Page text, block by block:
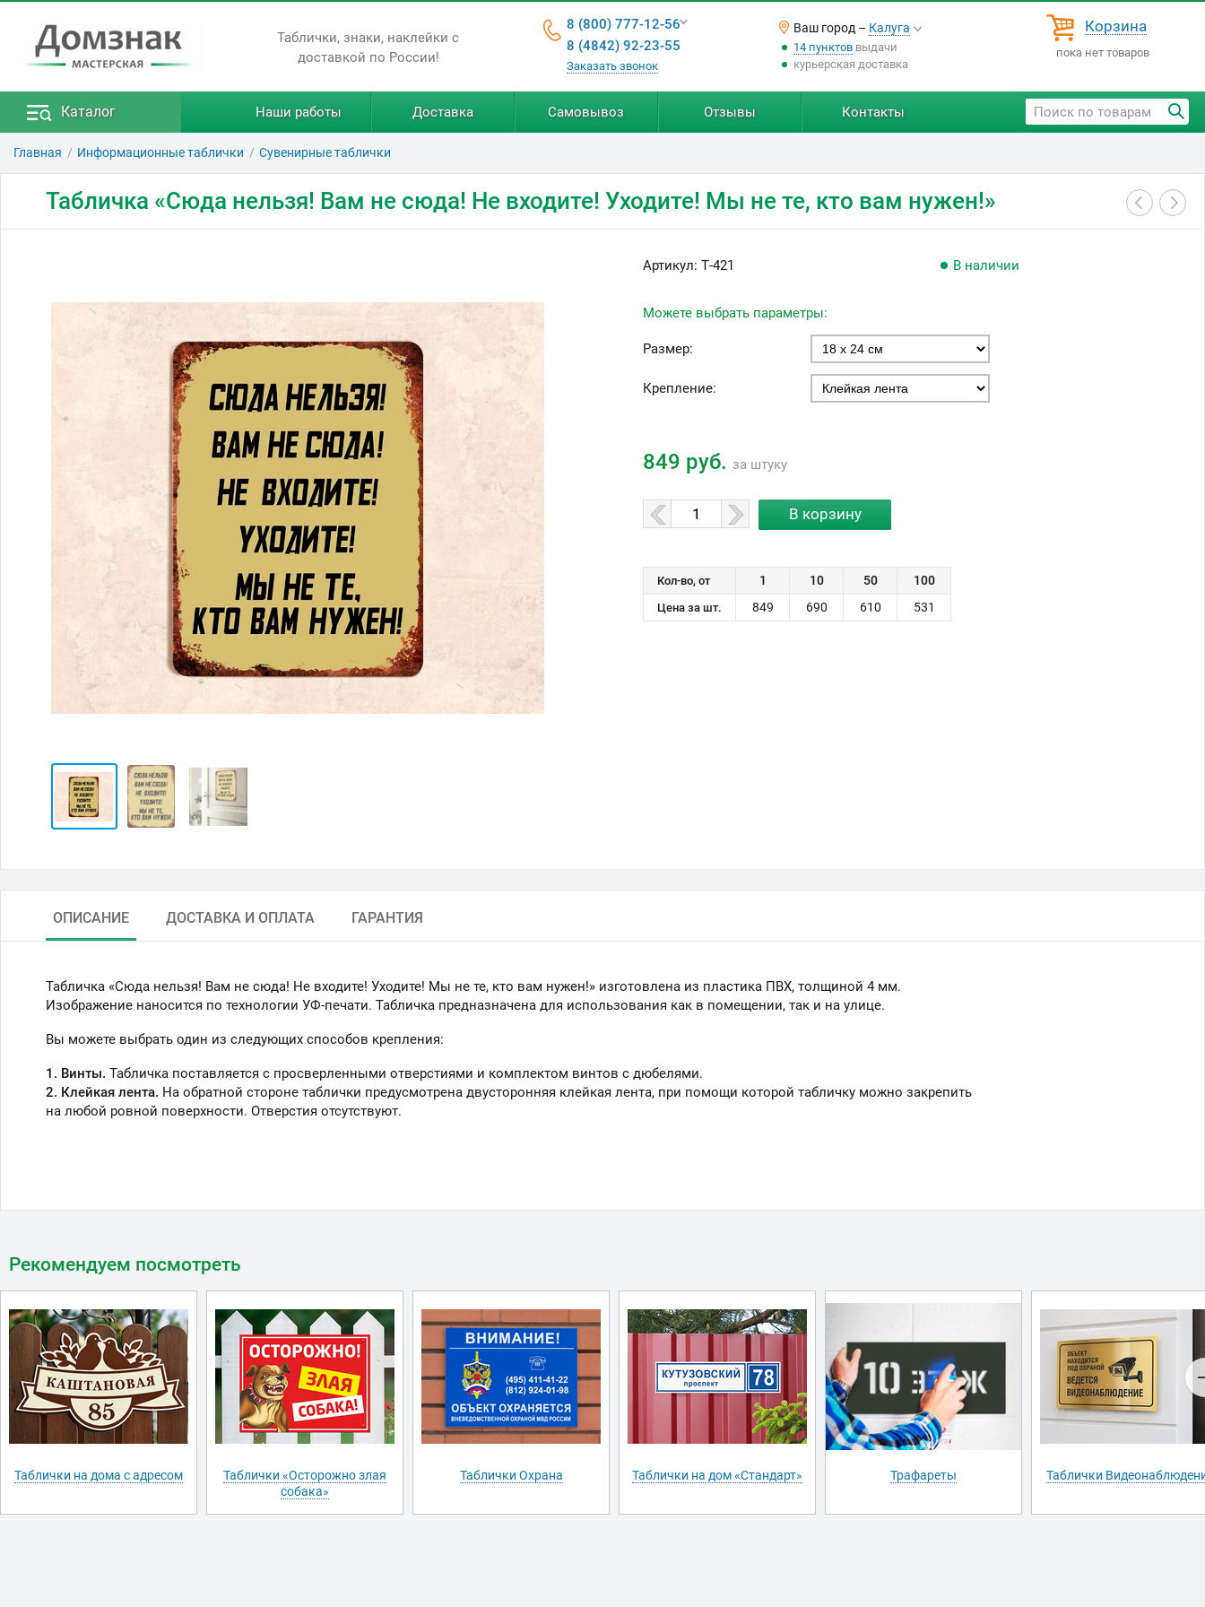
Таблички, знаки, наклейки с
доставкой по России!
8 (800) 777-12-56
8 (4842) 92-23-55
Заказать звонок
Ваш город – Калуга
14 пунктоввыдачи
курьерская доставка
Корзина
пока нет товаров
Каталог Наши работы Доставка Самовывоз Отзывы Контакты
Главная Информационные таблички Сувенирные таблички
Табличка «Сюда нельзя! Вам не сюда! Не входите! Уходите! Мы не те, кто вам нужен!»
Артикул: Т-421 В наличии
Можете выбрать параметры:
Размер:
Крепление:
849 руб. за штуку
Кол-во, от 1 10 50 100
Цена за шт. 849 690 610 531
ОПИСАНИЕ ДОСТАВКА И ОПЛАТА ГАРАНТИЯ
Табличка «Сюда нельзя! Вам не сюда! Не входите! Уходите! Мы не те, кто вам нужен!» изготовлена из пластика ПВХ, толщиной 4 мм.
Изображение наносится по технологии УФ-печати. Табличка предназначена для использования как в помещении, так и на улице.
Вы можете выбрать один из следующих способов крепления:
1. Винты. Табличка поставляется с просверленными отверстиями и комплектом винтов с дюбелями.
2. Клейкая лента. На обратной стороне таблички предусмотрена двусторонняя клейкая лента, при помощи которой табличку можно закрепить
на любой ровной поверхности. Отверстия отсутствуют.
Рекомендуем посмотреть
Таблички на дома с адресом
Таблички «Осторожно злая
собака»
Таблички Охрана Таблички на дом «Стандарт» Трафареты Таблички